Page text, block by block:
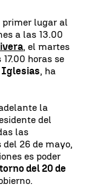
primer lugar al
a las 13.00
, el martes
horas se
Iglesias, ha
la
del
las
26 de mayo,
es poder
del 20 de